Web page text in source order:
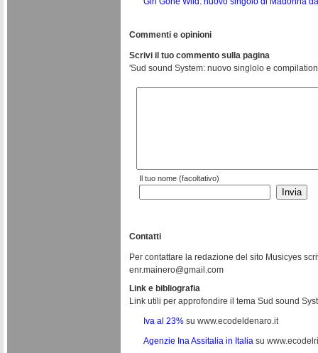
Commenti e opinioni
Scrivi il tuo commento sulla pagina
'Sud sound System: nuovo singlolo e
Il tuo nome (facoltativo)
Contatti
Per contattare la redazione del sito Musicyes
enr.mainero@gmail.com
Link e bibliografia
Link utili per approfondire il tema Sud sound
Iva al 23% su www.ecodeldenaro.it
Agenzie Ina Assitalia in Italia su